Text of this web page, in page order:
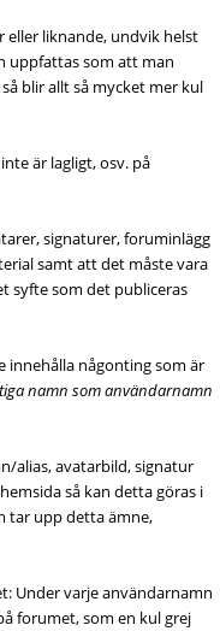
liknande, undvik helst
uppfattas som att man
blir allt så mycket mer kul
är lagligt, osv. på
signaturer, foruminlägg
samt att det måste vara
syfte som det publiceras
innehålla någonting som är
namn som användarnamn
alias, avatarbild, signatur
så kan detta göras i
tar upp detta ämne,
Under varje användarnamn
forumet, som en kul grej